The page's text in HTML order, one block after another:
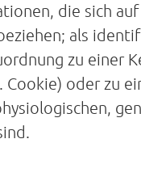
die sich
als
zu einer
Cookie) oder zu